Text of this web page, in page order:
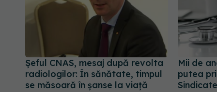
Șeful CNAS, mesaj după revolta
radiologilor: În sănătate, timpul
se măsoară în șanse la viață
Mii de
putea